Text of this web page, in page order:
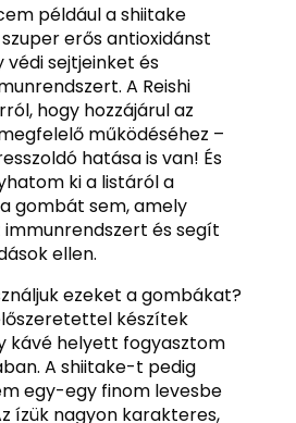
például a shiitake
erős antioxidánst
sejtjeinket és
A Reishi
hogy hozzájárul az
működéséhez –
hatása is van! És
ki a listáról a
gombát sem, amely
és segít
ellen.
ezeket a gombákat?
készítek
kávé helyett fogyasztom
A shiitake-t pedig
egy-egy finom levesbe
ízük nagyon karakteres,